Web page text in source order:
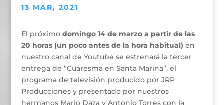
13 MAR, 2021
El próximo domingo 14 de marzo a partir de las
20 horas (un poco antes de la hora habitual) en
nuestro canal de Youtube se estrenará la tercer
entrega de “Cuaresma en Santa Marina”, el
programa de televisión producido por JRP
Producciones y presentado por nuestros